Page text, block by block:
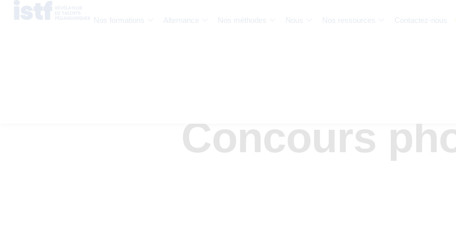
Nos formations Alternance Nos méthodes Nous Nos ressources Contactez-nous
Concours